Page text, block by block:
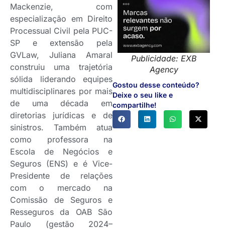
Publicidade: EXB
Agency
Gostou desse conteúdo?
Deixe o seu like e
compartilhe!
Mackenzie, com
especialização em Direito
Processual Civil pela PUC-
SP e extensão pela
GVLaw, Juliana Amaral
construiu uma trajetória
sólida liderando equipes
multidisciplinares por mais
de uma década em
diretorias jurídicas e de
sinistros. Também atua
como professora na
Escola de Negócios e
Seguros (ENS) e é Vice-
Presidente de relações
com o mercado na
Comissão de Seguros e
Resseguros da OAB São
Paulo (gestão 2024–